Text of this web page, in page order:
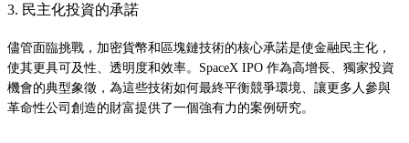
3. 民主化投資的承諾
儘管面臨挑戰，加密貨幣和區塊鏈技術的核心承諾是使金融民主化，
使其更具可及性、透明度和效率。SpaceX IPO 作為高增長、獨家投資
機會的典型象徵，為這些技術如何最終平衡競爭環境、讓更多人參與
革命性公司創造的財富提供了一個強有力的案例研究。